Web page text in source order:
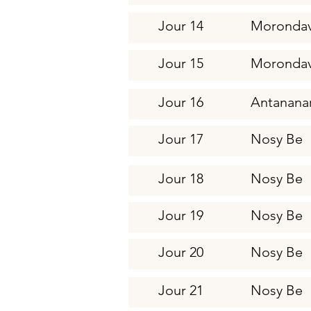
Jour 14
Jour 15
Jour 16
Jour 17 Nosy Be
Jour 18 Nosy Be
Jour 19 Nosy Be
Jour 20 Nosy Be
Jour 21 Nosy Be